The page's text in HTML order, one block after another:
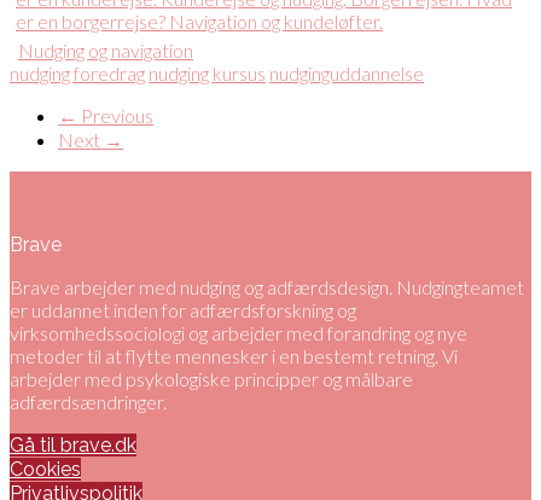
Nudging og navigation
nudging foredrag nudging kursus nudginguddannelse
← Previous
Next →
Brave
Brave arbejder med nudging og adfærdsdesign. Nudgingteamet
er uddannet inden for adfærdsforskning og
virksomhedssociologi og arbejder med forandring og nye
metoder til at flytte mennesker i en bestemt retning. Vi
arbejder med psykologiske principper og målbare
adfærdsændringer.
Gå til brave.dk
Cookies
Privatlivspolitik